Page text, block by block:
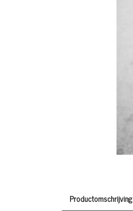
Productomschrijving